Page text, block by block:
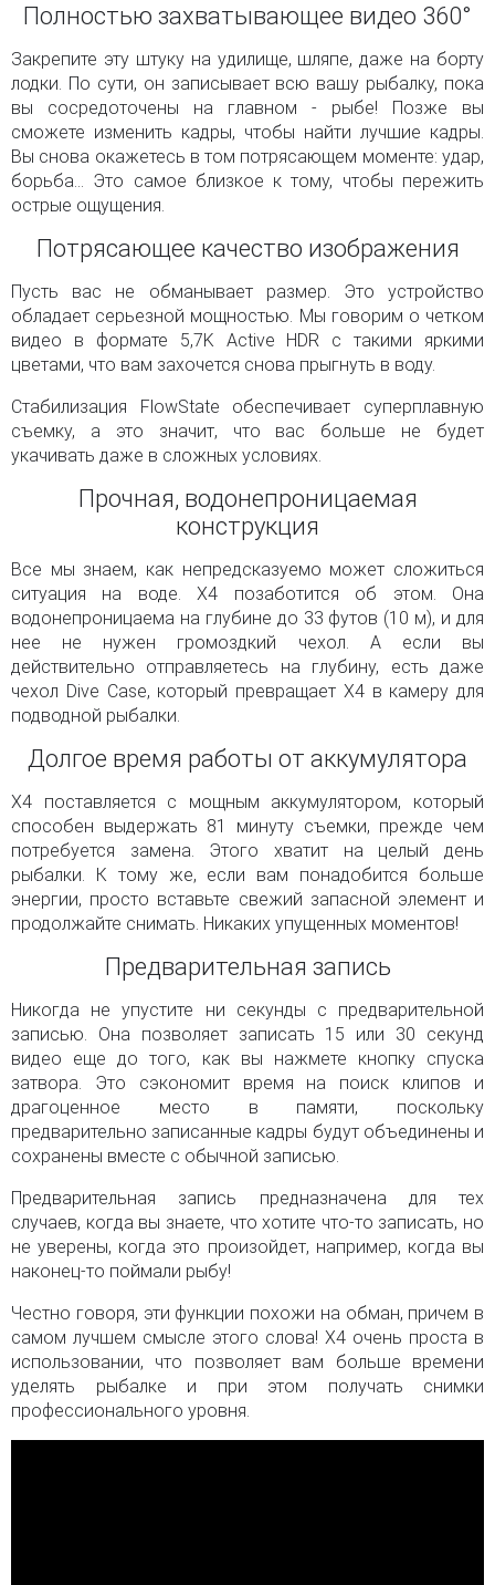
Полностью захватывающее видео 360°
Закрепите эту штуку на удилище, шляпе, даже на борту
лодки. По сути, он записывает всю вашу рыбалку, пока
вы сосредоточены на главном - рыбе! Позже вы
сможете изменить кадры, чтобы найти лучшие кадры.
Вы снова окажетесь в том потрясающем моменте: удар,
борьба... Это самое близкое к тому, чтобы пережить
острые ощущения.
Потрясающее качество изображения
Пусть вас не обманывает размер. Это устройство
обладает серьезной мощностью. Мы говорим о четком
видео в формате 5,7K Active HDR с такими яркими
цветами, что вам захочется снова прыгнуть в воду.
Стабилизация FlowState обеспечивает суперплавную
съемку, а это значит, что вас больше не будет
укачивать даже в сложных условиях.
Прочная, водонепроницаемая
конструкция
Все мы знаем, как непредсказуемо может сложиться
ситуация на воде. X4 позаботится об этом. Она
водонепроницаема на глубине до 33 футов (10 м), и для
нее не нужен громоздкий чехол. А если вы
действительно отправляетесь на глубину, есть даже
чехол Dive Case, который превращает X4 в камеру для
подводной рыбалки.
Долгое время работы от аккумулятора
X4 поставляется с мощным аккумулятором, который
способен выдержать 81 минуту съемки, прежде чем
потребуется замена. Этого хватит на целый день
рыбалки. К тому же, если вам понадобится больше
энергии, просто вставьте свежий запасной элемент и
продолжайте снимать. Никаких упущенных моментов!
Предварительная запись
Никогда не упустите ни секунды с предварительной
записью. Она позволяет записать 15 или 30 секунд
видео еще до того, как вы нажмете кнопку спуска
затвора. Это сэкономит время на поиск клипов и
драгоценное место в памяти, поскольку
предварительно записанные кадры будут объединены и
сохранены вместе с обычной записью.
Предварительная запись предназначена для тех
случаев, когда вы знаете, что хотите что-то записать, но
не уверены, когда это произойдет, например, когда вы
наконец-то поймали рыбу!
Честно говоря, эти функции похожи на обман, причем в
самом лучшем смысле этого слова! X4 очень проста в
использовании, что позволяет вам больше времени
уделять рыбалке и при этом получать снимки
профессионального уровня.